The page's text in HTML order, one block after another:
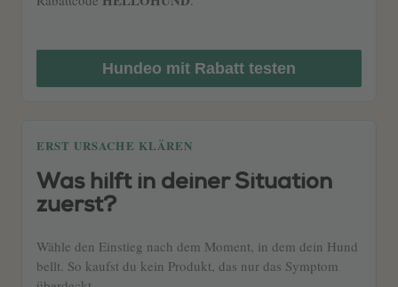
Hundeo mit Rabatt testen
ERST URSACHE KLÄREN
Was hilft in deiner Situation
zuerst?
Wähle den Einstieg nach dem Moment, in dem dein Hund
bellt. So kaufst du kein Produkt, das nur das Symptom